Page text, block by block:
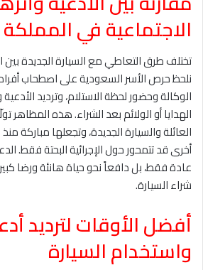
الاجتماعية في المملكة
تختلف طرق التعاطي مع السيارة الجديدة
نلحظ حرص الأسر السعودية على اصطحاب
الوكالة وحضور لحظة الاستلام، وترديد الأدعية
الهدايا أو الولائم بعد الشراء. هذه المظاهر
العائلة والسيارة الجديدة، وتجعلها مباركة
أخرى قد تتمحور حول الإجرائية البحتة فقط.
عادة فقط، بل دافعاً نحو حياة هانئة ورضا
شراء السيارة.
أفضل الأوقات لترديد
واستخدام السيارة